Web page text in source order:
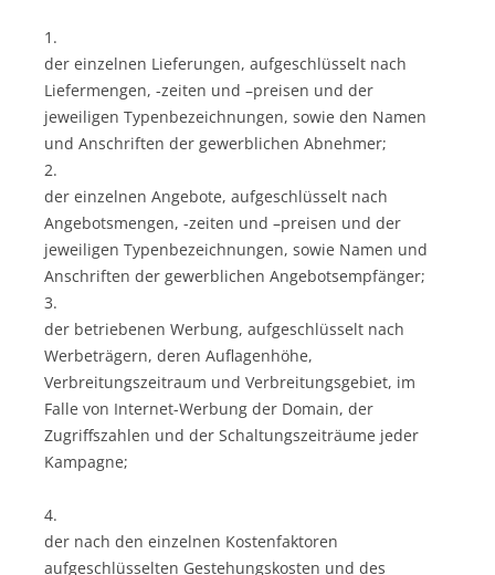
1.
der einzelnen Lieferungen, aufgeschlüsselt nach
Liefermengen, -zeiten und –preisen und der
jeweiligen Typenbezeichnungen, sowie den Namen
und Anschriften der gewerblichen Abnehmer;
2.
der einzelnen Angebote, aufgeschlüsselt nach
Angebotsmengen, -zeiten und –preisen und der
jeweiligen Typenbezeichnungen, sowie Namen und
Anschriften der gewerblichen Angebotsempfänger;
3.
der betriebenen Werbung, aufgeschlüsselt nach
Werbeträgern, deren Auflagenhöhe,
Verbreitungszeitraum und Verbreitungsgebiet, im
Falle von Internet-Werbung der Domain, der
Zugriffszahlen und der Schaltungszeiträume jeder
Kampagne;
4.
der nach den einzelnen Kostenfaktoren
aufgeschlüsselten Gestehungskosten und des